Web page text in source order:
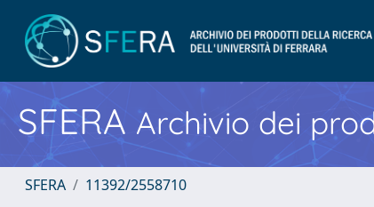
SFERA Archivio dei
SFERA 11392/2558710